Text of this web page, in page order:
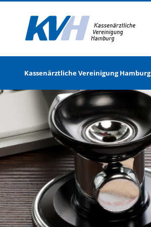
Kassenärztliche Vereinigung Hamburg